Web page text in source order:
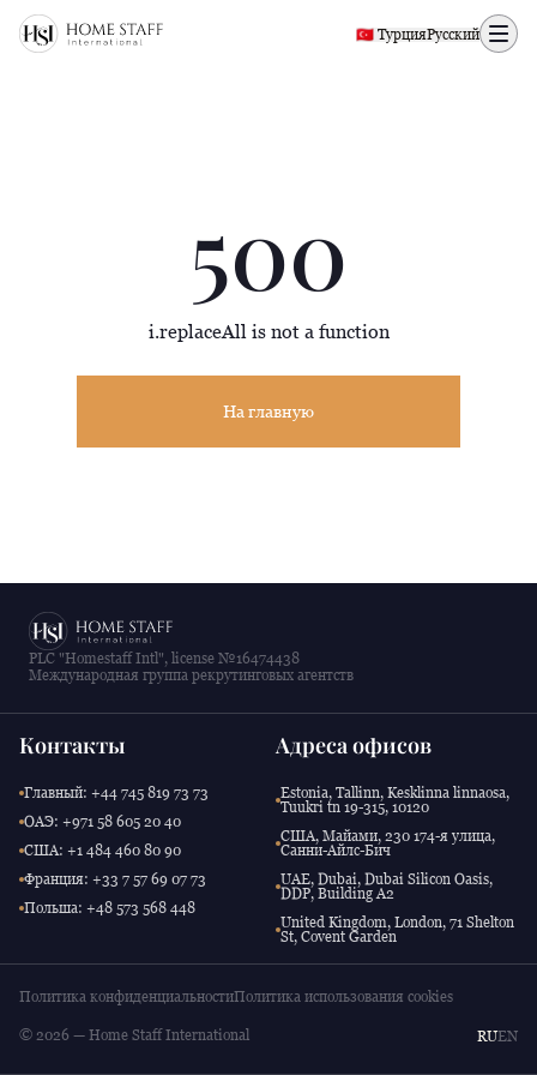
500 page
🇹🇷 ТурцияРусский
500
i.replaceAll is not a function
На главную
PLC "Homestaff Intl", license №16474438
Международная группа рекрутинговых агентств
Контакты
Главный: +44 745 819 73 73
ОАЭ: +971 58 605 20 40
США: +1 484 460 80 90
Франция: +33 7 57 69 07 73
Польша: +48 573 568 448
Адреса офисов
Estonia, Tallinn, Kesklinna linnaosa,
Tuukri tn 19-315, 10120
США, Майами, 230 174-я улица,
Санни-Айлс-Бич
UAE, Dubai, Dubai Silicon Oasis,
DDP, Building A2
United Kingdom, London, 71 Shelton
St, Covent Garden
Политика конфиденциальностиПолитика использования cookies
© 2026 — Home Staff International RUEN